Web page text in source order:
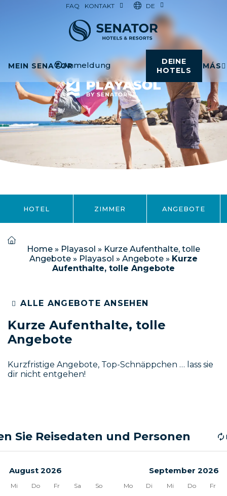
FAQ KONTAKT DE
MEIN SENATORAnmeldung
DEINE
HOTELS
MÁS
HOTEL ZIMMER ANGEBOTE
Home » Playasol » Kurze Aufenthalte, tolle
Angebote » Playasol » Angebote » Kurze
Aufenthalte, tolle Angebote
ALLE ANGEBOTE ANSEHEN
Kurze Aufenthalte, tolle
Angebote
Kurzfristige Angebote, Top-Schnäppchen … lass sie
dir nicht entgehen!
Sie Reisedaten und Personen
August 2026
Mi Do Fr Sa So
September 2026
Mo Di Mi Do Fr